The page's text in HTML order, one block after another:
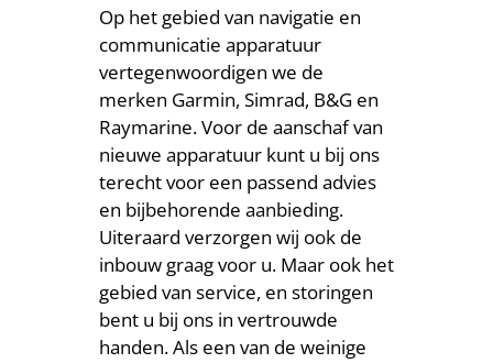
Op het gebied van navigatie en
communicatie apparatuur
vertegenwoordigen we de
merken Garmin, Simrad, B&G en
Raymarine. Voor de aanschaf van
nieuwe apparatuur kunt u bij ons
terecht voor een passend advies
en bijbehorende aanbieding.
Uiteraard verzorgen wij ook de
inbouw graag voor u. Maar ook het
gebied van service, en storingen
bent u bij ons in vertrouwde
handen. Als een van de weinige